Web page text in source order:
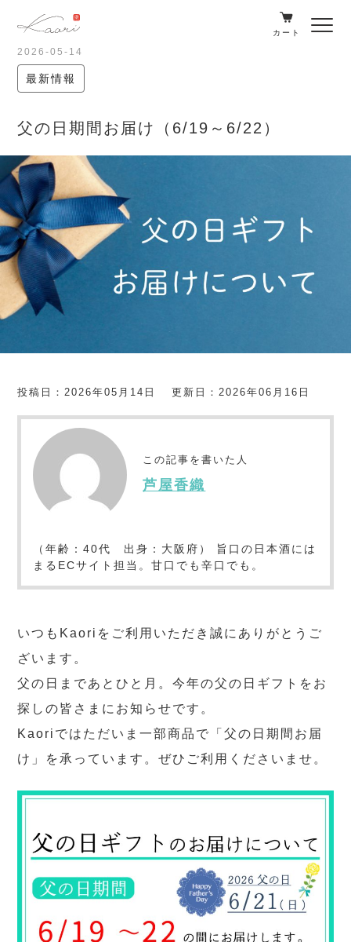
カート
2026-05-14
最新情報
父の日期間お届け（6/19～6/22）
投稿日：2026年05月14日 更新日：2026年06月16日
この記事を書いた人
芦屋香織
（年齢：40代 出身：大阪府） 旨口の日本酒には
まるECサイト担当。甘口でも辛口でも。
いつもKaoriをご利用いただき誠にありがとうご
ざいます。
父の日まであとひと月。今年の父の日ギフトをお
探しの皆さまにお知らせです。
Kaoriではただいま一部商品で「父の日期間お届
け」を承っています。ぜひご利用くださいませ。